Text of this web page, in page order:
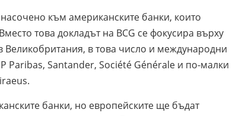
към американските банки, които
това докладът на BCG се фокусира върху
Великобритания, в това число и международни
Paribas, Santander, Société Générale и по-малки
банки, но европейските ще бъдат